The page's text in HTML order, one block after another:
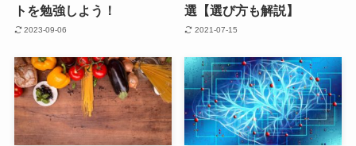
トを勉強しよう！
2023-09-06
選【選び方も解説】
2021-07-15